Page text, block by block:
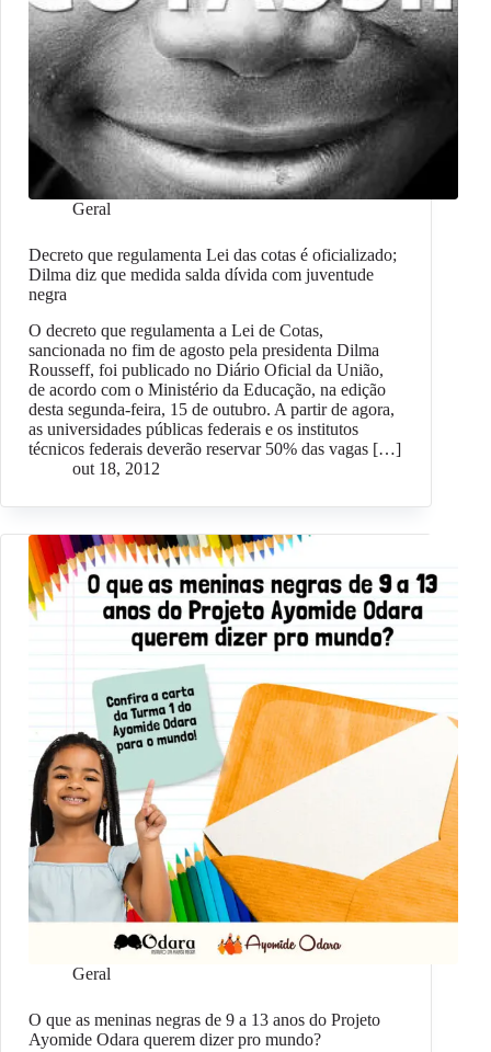
Geral
Decreto que regulamenta Lei das cotas é oficializado;
Dilma diz que medida salda dívida com juventude
negra
O decreto que regulamenta a Lei de Cotas,
sancionada no fim de agosto pela presidenta Dilma
Rousseff, foi publicado no Diário Oficial da União,
de acordo com o Ministério da Educação, na edição
desta segunda-feira, 15 de outubro. A partir de agora,
as universidades públicas federais e os institutos
técnicos federais deverão reservar 50% das vagas […]
out 18, 2012
Geral
O que as meninas negras de 9 a 13 anos do Projeto
Ayomide Odara querem dizer pro mundo?